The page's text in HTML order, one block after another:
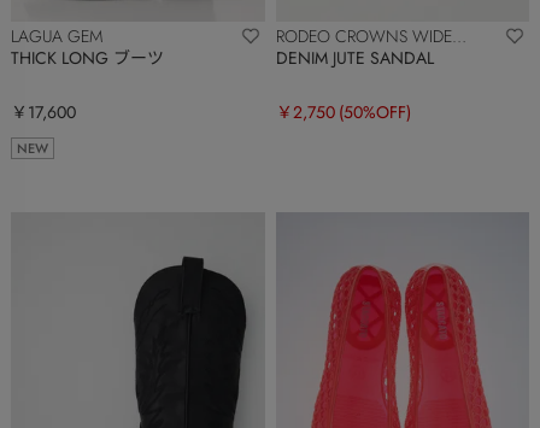
LAGUA GEM
THICK LONG ブーツ
￥17,600
NEW
RODEO CROWNS WIDE
BOWL
DENIM JUTE SANDAL
￥2,750 (50%OFF)